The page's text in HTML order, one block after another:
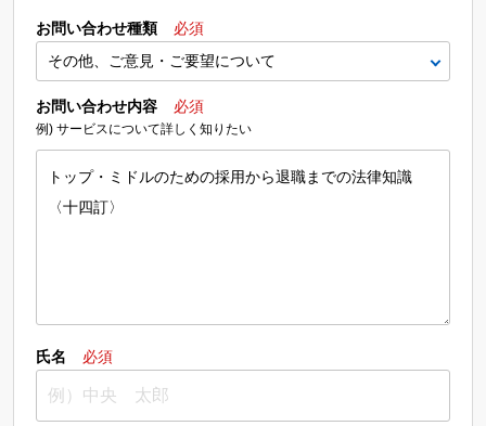
お問い合わせ種類 必須
お問い合わせ内容 必須
例) サービスについて詳しく知りたい
氏名 必須